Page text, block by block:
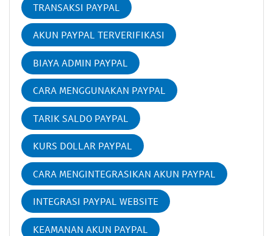
TRANSAKSI PAYPAL
AKUN PAYPAL TERVERIFIKASI
BIAYA ADMIN PAYPAL
CARA MENGGUNAKAN PAYPAL
TARIK SALDO PAYPAL
KURS DOLLAR PAYPAL
CARA MENGINTEGRASIKAN AKUN PAYPAL
INTEGRASI PAYPAL WEBSITE
KEAMANAN AKUN PAYPAL